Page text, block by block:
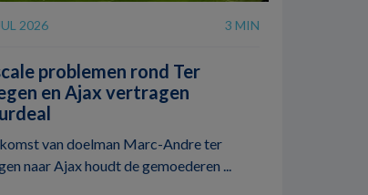
2026 3 MIN
problemen rond Ter
en Ajax vertragen
van doelman Marc-Andre ter
naar Ajax houdt de gemoederen ...